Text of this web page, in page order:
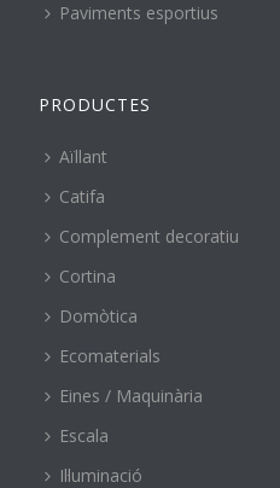
Paviments esportius
PRODUCTES
Aïllant
Catifa
Complement decoratiu
Cortina
Domòtica
Ecomaterials
Eines / Maquinària
Escala
Il·luminació